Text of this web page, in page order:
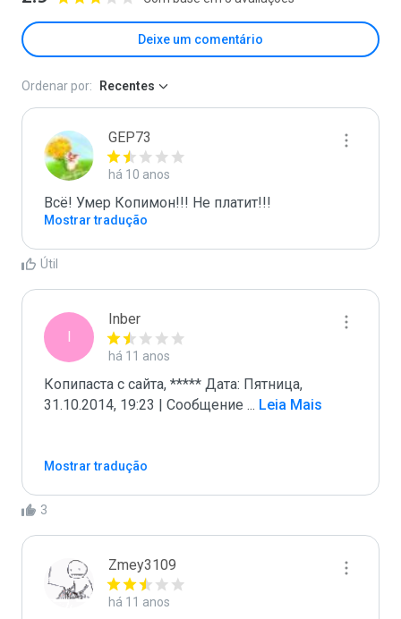
Deixe um comentário
Ordenar por: Recentes
GEP73
há 10 anos
Всё! Умер Копимон!!! Не платит!!!
Mostrar tradução
Útil
I
Inber
há 11 anos
Копипаста с сайта, ***** Дата: Пятница,
31.10.2014, 19:23 | Сообщение ... Leia Mais
Mostrar tradução
3
Zmey3109
há 11 anos